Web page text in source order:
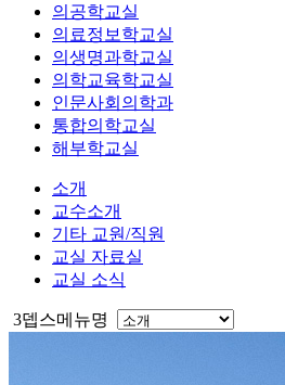
의공학교실
의료정보학교실
의생명과학교실
의학교육학교실
인문사회의학과
통합의학교실
해부학교실
소개
교수소개
기타 교원/직원
교실 자료실
교실 소식
3뎁스메뉴명